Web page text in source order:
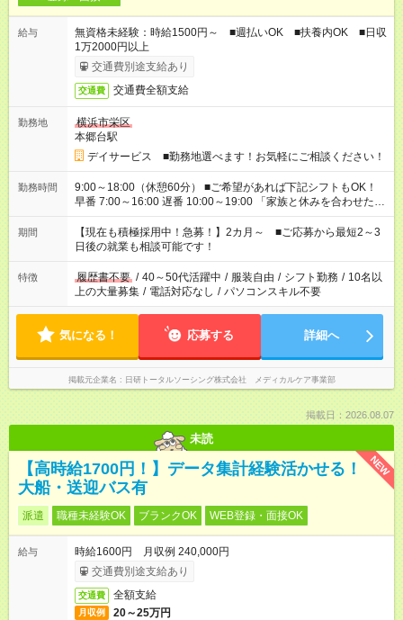
給与
無資格未経験：時給1500円～ ■週払いOK ■扶養内OK ■日収
1万2000円以上
交通費別途支給あり
交通費 交通費全額支給
勤務地
横浜市栄区
本郷台駅
デイサービス ■勤務地選べます！お気軽にご相談ください！
勤務時間
9:00～18:00（休憩60分） ■ご希望があれば下記シフトもOK！
早番 7:00～16:00 遅番 10:00～19:00 「家族と休みを合わせた
い」 「余裕を持って夕飯の準備がしたい」 「できれば残業はし
たくない」 など、ご希望を教えてくださいね。 ※Wワーク希望
の方へ 今ご覧のお仕事で希望する勤務時間と、もう1つのお仕事
の勤務時間。 合計で週40時間を超える場合は応募できません。
期間
【現在も積極採用中！急募！】2カ月～ ■ご応募から最短2～3
日後の就業も相談可能です！
特徴 履歴書不要 / 40～50代活躍中 / 服装自由 / シフト勤務 / 10名以
上の大量募集 / 電話対応なし / パソコンスキル不要
気になる！ 応募する 詳細へ
掲載元企業名 日研トータルソーシング株式会社 メディカルケア事業部
掲載日：2026.08.07
未読
NEW
【高時給1700円！】データ集計経験活かせる！
大船・送迎バス有
派遣 職種未経験OK ブランクOK WEB登録・面接OK
給与
時給1600円 月収例 240,000円
交通費別途支給あり
交通費 全額支給
月収例 20～25万円